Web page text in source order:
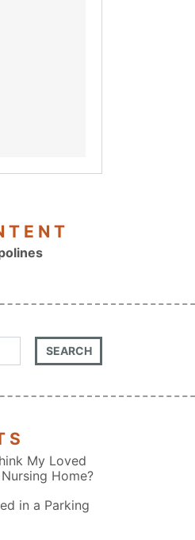
My Loved
Home?
in a Parking